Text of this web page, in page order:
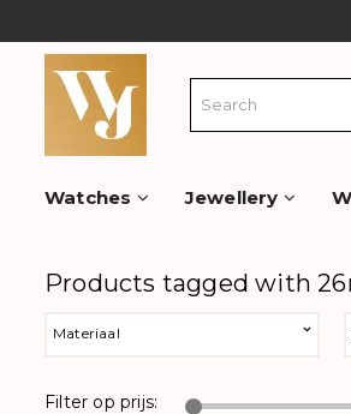
Watches Jewellery
Products tagged with
Materiaal
Filter op prijs: